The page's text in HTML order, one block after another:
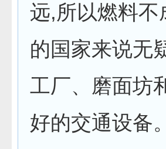
远,所以燃料
的国家来说无
工厂、磨面坊
好的交通设备